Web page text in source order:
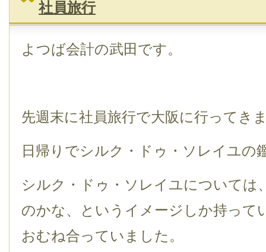
社員旅行
よつば会計の武田です。
先週末に社員旅行で大阪に行ってき
日帰りでシルク・ドゥ・ソレイユの
シルク・ドゥ・ソレイユについては
のかな、というイメージしか持って
おむね合っていました。